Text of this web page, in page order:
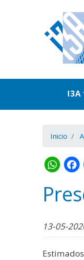
I3A
Inicio
13-05-